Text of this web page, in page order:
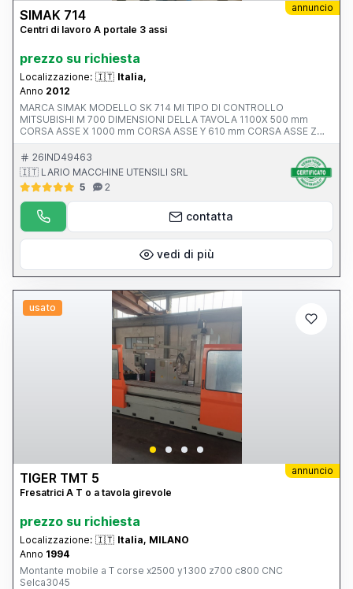
annuncio
SIMAK 714
Centri di lavoro A portale 3 assi
prezzo su richiesta
Localizzazione: 🇮🇹 Italia,
Anno 2012
MARCA SIMAK MODELLO SK 714 MI TIPO DI CONTROLLO
MITSUBISHI M 700 DIMENSIONI DELLA TAVOLA 1100X 500 mm
CORSA ASSE X 1000 mm CORSA ASSE Y 610 mm CORSA ASSE Z
550 mm AVANZAMENTO RAPIDO ASSI X-Y-Z ATTACCO MANDRINO
POTENZA MOTORE MANDRINO 10.0000 rpm ANNO V MACCHINA
CE 2012 INGOMBRI 2100x2400x2500 mm PESO 5500 kg
ACCESSORI NOTE ALTA PRESSIONE 20 BAR
26IND49463
🇮🇹 LARIO MACCHINE UTENSILI SRL
5
2
contatta
vedi di più
usato
annuncio
TIGER TMT 5
Fresatrici A T o a tavola girevole
prezzo su richiesta
Localizzazione: 🇮🇹 Italia, MILANO
Anno 1994
Montante mobile a T corse x2500 y1300 z700 c800 CNC
Selca3045